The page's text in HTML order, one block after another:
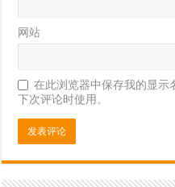
网站
在此浏览器中保存我的显示
下次评论时使用。